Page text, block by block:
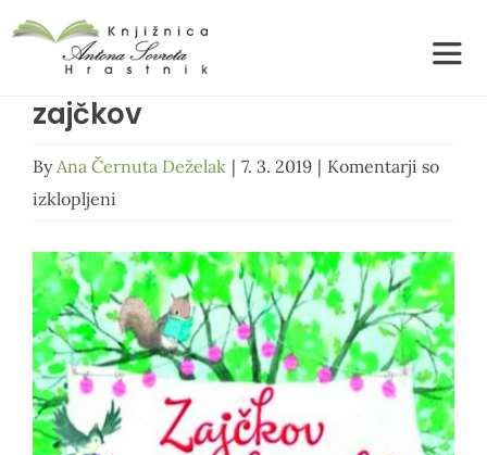
Skip
Domov
O nas
Izposoja
Ceniki
e-Knjižnica
Obvestila
Kontakt
Spletni dogodki
zajčkov
ByAna Černuta Deželak | 7. 3. 2019 | Komentarji so
izklopljeni